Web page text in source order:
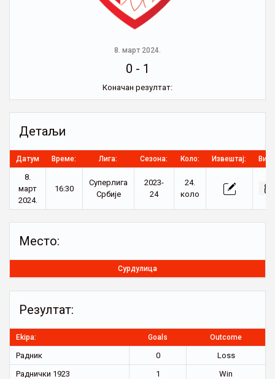
8. март 2024.
0 - 1
Коначан резултат:
Детаљи
Датум Време: Лига: Сезона: Коло: Извештај:
8.
март
2024.
16:30
Суперлига
Србије
2023-
24
24.
коло
Место:
Сурдулица
Резултат:
Ekipa: Goals Outcome
Радник 0
Loss
Раднички 1923
1 Win